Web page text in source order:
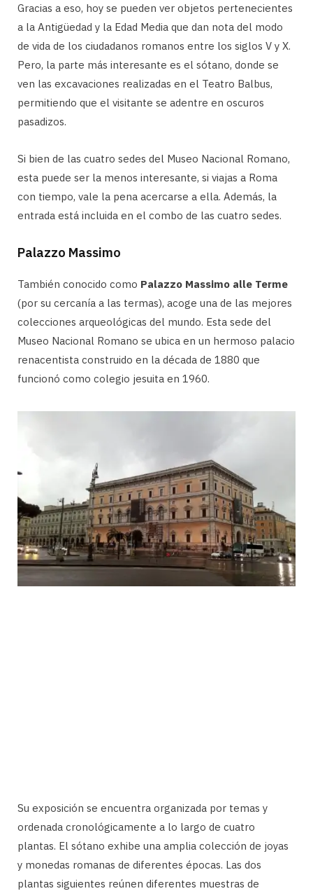
Gracias a eso, hoy se pueden ver objetos pertenecientes
a la Antigüedad y la Edad Media que dan nota del modo
de vida de los ciudadanos romanos entre los siglos V y X.
Pero, la parte más interesante es el sótano, donde se
ven las excavaciones realizadas en el Teatro Balbus,
permitiendo que el visitante se adentre en oscuros
pasadizos.
Si bien de las cuatro sedes del Museo Nacional Romano,
esta puede ser la menos interesante, si viajas a Roma
con tiempo, vale la pena acercarse a ella. Además, la
entrada está incluida en el combo de las cuatro sedes.
Palazzo Massimo
También conocido como Palazzo Massimo alle Terme
(por su cercanía a las termas), acoge una de las mejores
colecciones arqueológicas del mundo. Esta sede del
Museo Nacional Romano se ubica en un hermoso palacio
renacentista construido en la década de 1880 que
funcionó como colegio jesuita en 1960.
Su exposición se encuentra organizada por temas y
ordenada cronológicamente a lo largo de cuatro
plantas. El sótano exhibe una amplia colección de joyas
y monedas romanas de diferentes épocas. Las dos
plantas siguientes reúnen diferentes muestras de